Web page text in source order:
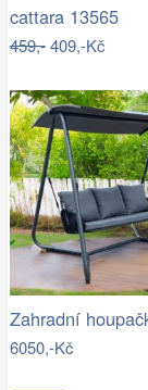
cattara 13565
459,-409,-Kč
6050,-Kč